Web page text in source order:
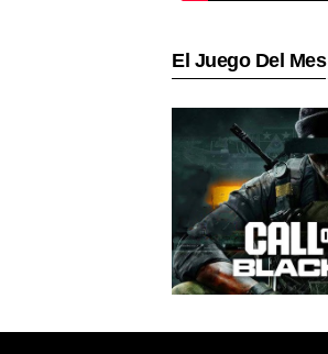
El Juego Del Mes